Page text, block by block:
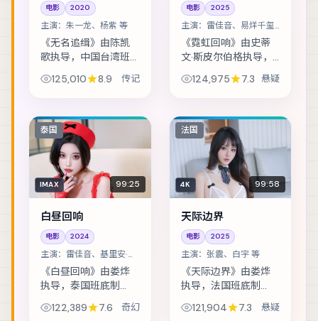
电影 2020
主演： 朱一龙、杨紫 等
《无名追缉》由陈凯
歌执导，中国台湾班
底制作，类型定位为
传记。太空站突发通
须在补给耗尽前自
救。主演包括朱一
龙、杨紫、提莫西·查
拉...
125,010 8.9 传记
电影 2025
主演： 雷佳音、易烊千玺
等
《霓虹回响》由史蒂
文·斯皮尔伯格执导，
美国班底制作，类型
定位为悬疑。渔村少
此被卷入走私与反走
私的漩涡。主演包括
雷佳音、易烊千玺...
124,975 7.3 悬疑
泰国
IMAX 99:25
白昼回响
电影 2024
主演： 雷佳音、基里安·墨
菲 等
《白昼回响》由娄烨
执导，泰国班底制
作，类型定位为奇
幻。双胞胎互换身份
122,389 7.6 奇幻
法国
4K 99:58
天际边界
电影 2025
主演： 张震、白宇 等
《天际边界》由娄烨
执导，法国班底制
作，类型定位为悬
疑。退役特工重返故
121,904 7.3 悬疑